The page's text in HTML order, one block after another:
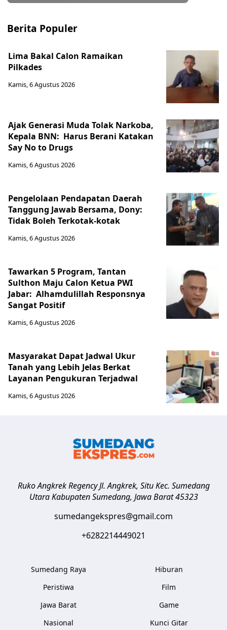
Berita Populer
Lima Bakal Calon Ramaikan
Pilkades
Kamis, 6 Agustus 2026
Ajak Generasi Muda Tolak Narkoba,
Kepala BNN: Harus Berani Katakan
Say No to Drugs
Kamis, 6 Agustus 2026
Pengelolaan Pendapatan Daerah
Tanggung Jawab Bersama, Dony:
Tidak Boleh Terkotak-kotak
Kamis, 6 Agustus 2026
Tawarkan 5 Program, Tantan
Sulthon Maju Calon Ketua PWI
Jabar: Alhamdulillah Responsnya
Sangat Positif
Kamis, 6 Agustus 2026
Masyarakat Dapat Jadwal Ukur
Tanah yang Lebih Jelas Berkat
Layanan Pengukuran Terjadwal
Kamis, 6 Agustus 2026
Ruko Angkrek Regency Jl. Angkrek, Situ Kec. Sumedang
Utara Kabupaten Sumedang, Jawa Barat 45323
sumedangekspres@gmail.com
+6282214449021
Sumedang Raya
Peristiwa
Jawa Barat
Nasional
Hiburan
Film
Game
Kunci Gitar